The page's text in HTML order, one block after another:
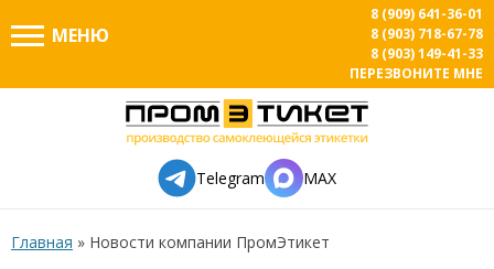
МЕНЮ
8 (909) 641-36-01
8 (903) 718-67-78
8 (903) 149-41-33
ПЕРЕЗВОНИТЕ МНЕ
Telegram MAX
Главная » Новости компании ПромЭтикет